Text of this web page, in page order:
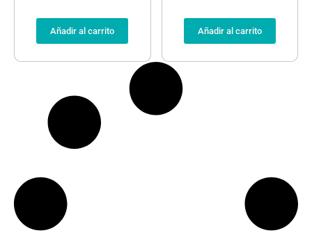
Añadir al carrito Añadir al carrito